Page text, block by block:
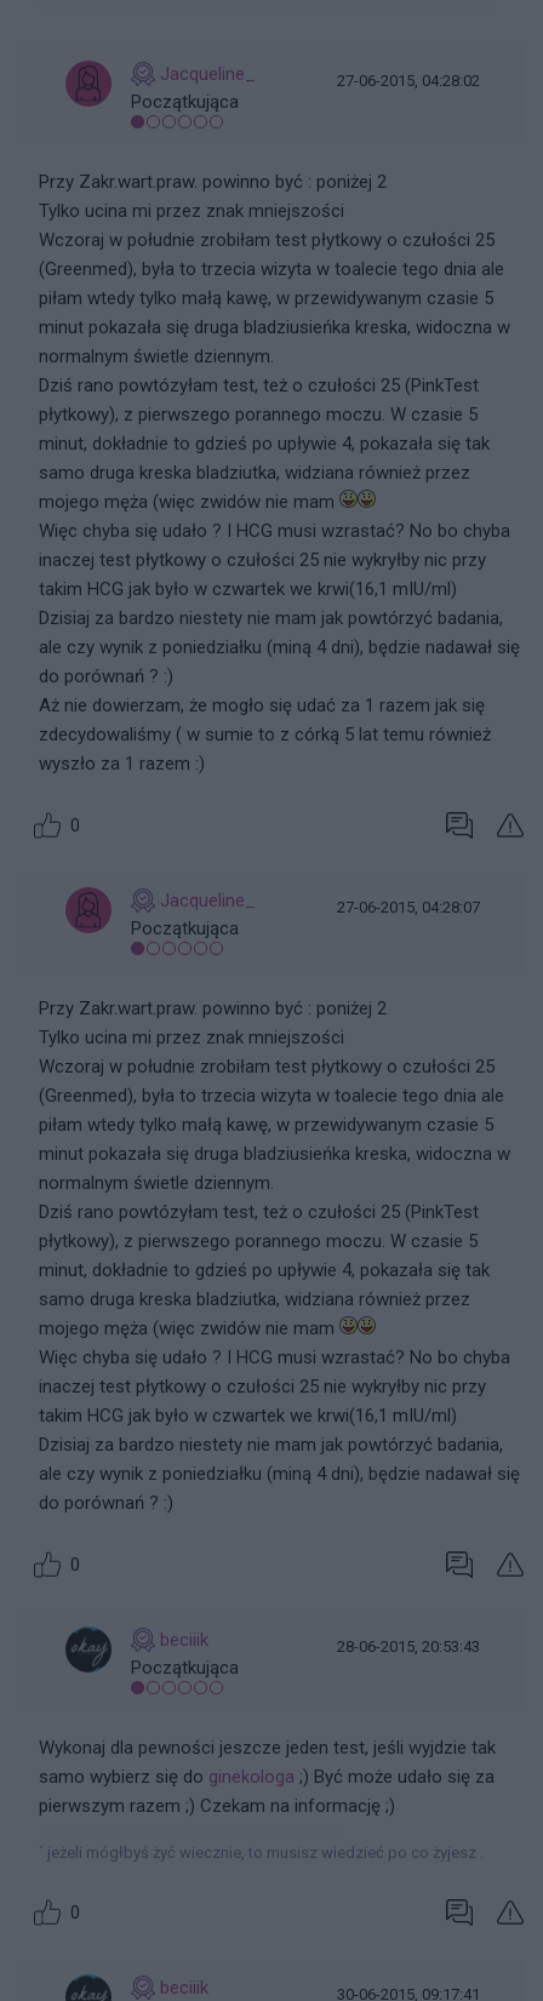
Jacqueline_
Początkująca
27-06-2015, 04:28:02
Przy Zakr.wart.praw. powinno być : poniżej 2
Tylko ucina mi przez znak mniejszości
Wczoraj w południe zrobiłam test płytkowy o czułości 25
(Greenmed), była to trzecia wizyta w toalecie tego dnia ale
piłam wtedy tylko małą kawę, w przewidywanym czasie 5
minut pokazała się druga bladziusieńka kreska, widoczna w
normalnym świetle dziennym.
Dziś rano powtózyłam test, też o czułości 25 (PinkTest
płytkowy), z pierwszego porannego moczu. W czasie 5
minut, dokładnie to gdzieś po upływie 4, pokazała się tak
samo druga kreska bladziutka, widziana również przez
mojego męża (więc zwidów nie mam
Więc chyba się udało ? I HCG musi wzrastać? No bo chyba
inaczej test płytkowy o czułości 25 nie wykryłby nic przy
takim HCG jak było w czwartek we krwi(16,1 mIU/ml)
Dzisiaj za bardzo niestety nie mam jak powtórzyć badania,
ale czy wynik z poniedziałku (miną 4 dni), będzie nadawał się
do porównań ? :)
Aż nie dowierzam, że mogło się udać za 1 razem jak się
zdecydowaliśmy ( w sumie to z córką 5 lat temu również
wyszło za 1 razem :)
0
Jacqueline_
Początkująca
27-06-2015, 04:28:07
Przy Zakr.wart.praw. powinno być : poniżej 2
Tylko ucina mi przez znak mniejszości
Wczoraj w południe zrobiłam test płytkowy o czułości 25
(Greenmed), była to trzecia wizyta w toalecie tego dnia ale
piłam wtedy tylko małą kawę, w przewidywanym czasie 5
minut pokazała się druga bladziusieńka kreska, widoczna w
normalnym świetle dziennym.
Dziś rano powtózyłam test, też o czułości 25 (PinkTest
płytkowy), z pierwszego porannego moczu. W czasie 5
minut, dokładnie to gdzieś po upływie 4, pokazała się tak
samo druga kreska bladziutka, widziana również przez
mojego męża (więc zwidów nie mam
Więc chyba się udało ? I HCG musi wzrastać? No bo chyba
inaczej test płytkowy o czułości 25 nie wykryłby nic przy
takim HCG jak było w czwartek we krwi(16,1 mIU/ml)
Dzisiaj za bardzo niestety nie mam jak powtórzyć badania,
ale czy wynik z poniedziałku (miną 4 dni), będzie nadawał się
do porównań ? :)
0
beciiik
Początkująca
28-06-2015, 20:53:43
Wykonaj dla pewności jeszcze jeden test, jeśli wyjdzie tak
samo wybierz się do ginekologa ;) Być może udało się za
pierwszym razem ;) Czekam na informację ;)
` jeżeli mógłbyś żyć wiecznie, to musisz wiedzieć po co żyjesz .
0
beciiik 30-06-2015, 09:17:41